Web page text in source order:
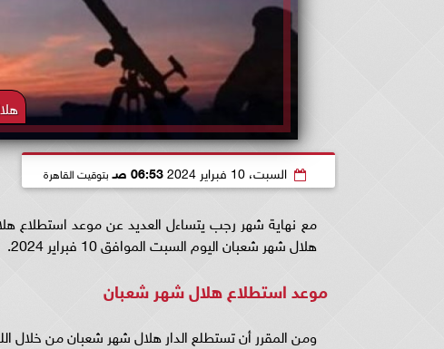
السبت، 10 فبراير 2024 06:53 صـ بتوقيت القاهرة
هلال شهر شعبان اليوم السبت الموافق 10 فبراير 2024.
موعد استطلاع هلال شهر شعبان
ومن المقرر أن تستطلع الدار هلال شهر شعبان من خلال